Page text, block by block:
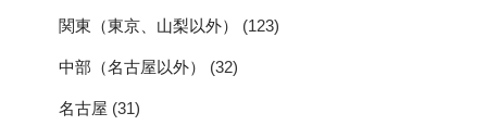
関東（東京、山梨以外） (123)
中部（名古屋以外） (32)
名古屋 (31)